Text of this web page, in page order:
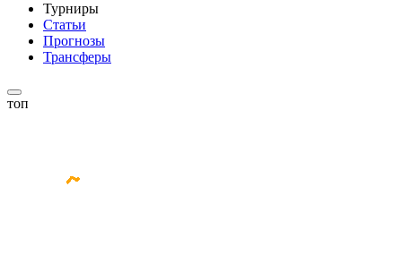
Турниры
Статьи
Прогнозы
Трансферы
топ